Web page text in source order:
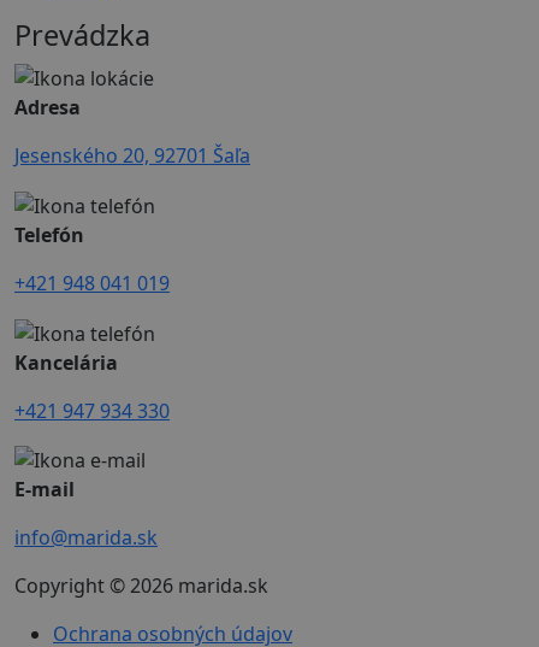
Prevádzka
Adresa
Jesenského 20, 92701 Šaľa
Telefón
+421 948 041 019
Kancelária
+421 947 934 330
E-mail
info@marida.sk
Copyright ©2026 marida.sk
Ochrana osobných údajov